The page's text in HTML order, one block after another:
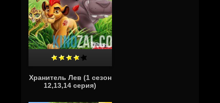
Хранитель Лев (1 сезон
12,13,14 серия)